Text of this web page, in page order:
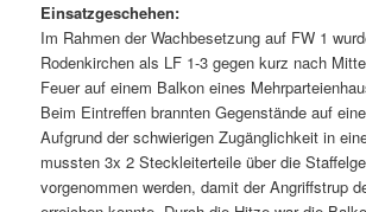
Einsatzgeschehen:
Im Rahmen der Wachbesetzung auf FW 1
Rodenkirchen als LF 1-3 gegen kurz nach
Feuer auf einem Balkon eines
Beim Eintreffen brannten Gegenstände auf
Aufgrund der schwierigen Zugänglichkeit in
mussten 3x 2 Steckleiterteile über die
vorgenommen werden, damit der Angriffstrup